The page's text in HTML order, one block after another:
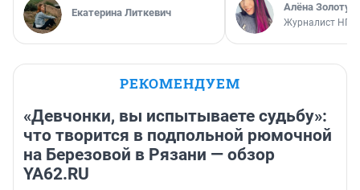
Екатерина Литкевич Алёна
Журналист НГС
РЕКОМЕНДУЕМ
«Девчонки, вы испытываете судьбу»:
что творится в подпольной рюмочной
на Березовой в Рязани — обзор
YA62.RU